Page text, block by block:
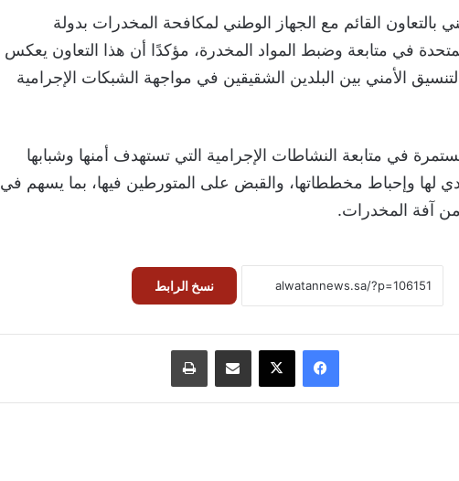
بالتعاون القائم مع الجهاز الوطني لمكافحة المخدرات بدولة
في متابعة وضبط المواد المخدرة، مؤكدًا أن هذا التعاون يعكس
الأمني بين البلدين الشقيقين في مواجهة الشبكات الإجرامية
في متابعة النشاطات الإجرامية التي تستهدف أمنها وشبابها
لها وإحباط مخططاتها، والقبض على المتورطين فيها، بما يسهم في
آفة المخدرات.
نسخ الرابط
فيسبوك ‫X مشاركة عبر البريد طباعة